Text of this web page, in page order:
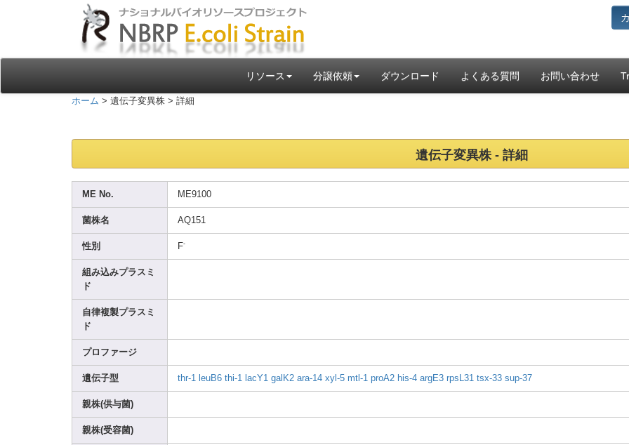
リソース 分譲依頼 ダウンロード よくある質問 お問い合わせ
ホーム > 遺伝子変異株 > 詳細
遺伝子変異株 - 詳細
ME No. ME9100
菌株名 AQ151
性別 F-
組み込みプラスミ
ド
自律複製プラスミ
ド
プロファージ
遺伝子型 thr-1 leuB6 thi-1 lacY1 galK2 ara-14 xyl-5 mtl-1 proA2 his-4 argE3 rpsL31 tsx-33 sup-37
親株(供与菌)
親株(受容菌)